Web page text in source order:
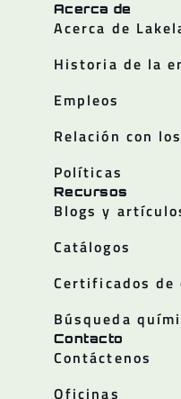
Acerca de
Acerca de
Historia de la
Empleos
Relación con
Políticas
Recursos
Blogs y
Catálogos
Certificados
Búsqueda
Contacto
Contáctenos
Oficinas